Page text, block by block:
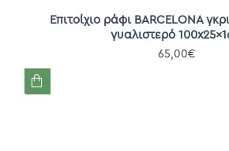
Επιτοίχιο ράφι BARCELONA
γυαλιστερό
65,00€